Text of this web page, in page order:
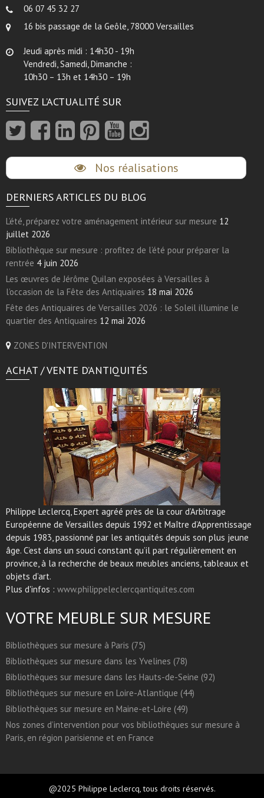
06 07 45 32 27
16 bis passage de la Geôle, 78000 Versailles
Jeudi après midi : 14h30 - 19h
Vendredi, Samedi, Dimanche :
10h30 – 13h et 14h30 – 19h
SUIVEZ L’ACTUALITÉ SUR
Nos réalisations
DERNIERS ARTICLES DU BLOG
L’été, préparez votre aménagement intérieur sur mesure 12
juillet 2026
Bibliothèque sur mesure : profitez de l’été pour préparer la
rentrée 4 juin 2026
Les œuvres de Jérôme Quilan exposées à Versailles à
l’occasion de la Fête des Antiquaires 18 mai 2026
Fête des Antiquaires de Versailles 2026 : le Soleil illumine le
quartier des Antiquaires 12 mai 2026
ZONES D'INTERVENTION
ACHAT / VENTE D’ANTIQUITÉS
Philippe Leclercq, Expert agréé près de la cour d’Arbitrage
Européenne de Versailles depuis 1992 et Maître d’Apprentissage
depuis 1983, passionné par les antiquités depuis son plus jeune
âge. C’est dans un souci constant qu’il part régulièrement en
province, à la recherche de beaux meubles anciens, tableaux et
objets d’art.
Plus d'infos : www.philippeleclercqantiquites.com
VOTRE MEUBLE SUR MESURE
Bibliothèques sur mesure à Paris (75)
Bibliothèques sur mesure dans les Yvelines (78)
Bibliothèques sur mesure dans les Hauts-de-Seine (92)
Bibliothèques sur mesure en Loire-Atlantique (44)
Bibliothèques sur mesure en Maine-et-Loire (49)
Nos zones d’intervention pour vos bibliothèques sur mesure à
Paris, en région parisienne et en France
@2025 Philippe Leclercq, tous droits réservés.